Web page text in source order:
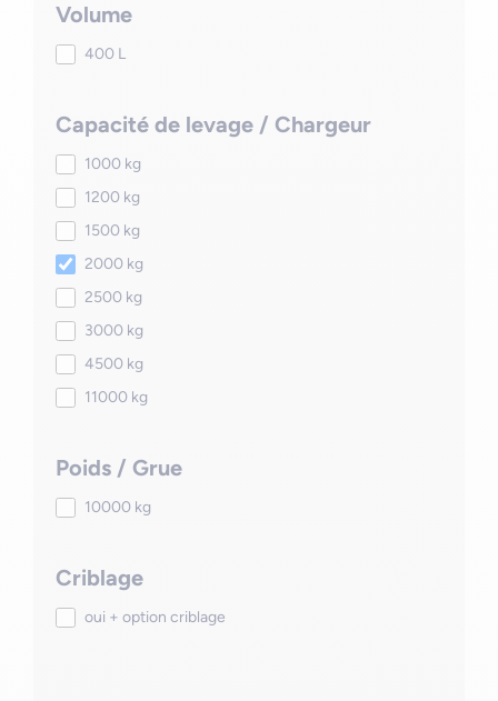
Volume
400 L
Capacité de levage / Chargeur
1000 kg
1200 kg
1500 kg
2000 kg
2500 kg
3000 kg
4500 kg
11000 kg
Poids / Grue
10000 kg
Criblage
oui + option criblage